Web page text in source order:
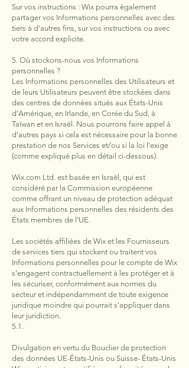
Sur vos instructions : Wix pourra également
partager vos Informations personnelles avec des
tiers à d'autres fins, sur vos instructions ou avec
votre accord explicite.
5. Où stockons-nous vos Informations
personnelles ?
Les Informations personnelles des Utilisateurs et
de leurs Utilisateurs peuvent être stockées dans
des centres de données situés aux États-Unis
d'Amérique, en Irlande, en Corée du Sud, à
Taïwan et en Israël. Nous pourrons faire appel à
d'autres pays si cela est nécessaire pour la bonne
prestation de nos Services et/ou si la loi l'exige
(comme expliqué plus en détail ci-dessous).
Wix.com Ltd. est basée en Israël, qui est
considéré par la Commission européenne
comme offrant un niveau de protection adéquat
aux Informations personnelles des résidents des
États membres de l'UE.
Les sociétés affiliées de Wix et les Fournisseurs
de services tiers qui stockent ou traitent vos
Informations personnelles pour le compte de Wix
s'engagent contractuellement à les protéger et à
les sécuriser, conformément aux normes du
secteur et indépendamment de toute exigence
juridique moindre qui pourrait s'appliquer dans
leur juridiction.
5.1.
Divulgation en vertu du Bouclier de protection
des données UE-États-Unis ou Suisse- États-Unis